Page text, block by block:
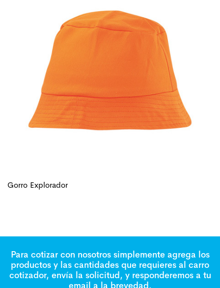
Gorro Explorador
Para cotizar con nosotros simplemente agrega los
productos y las cantidades que requieres al carro
cotizador, envía la solicitud, y responderemos a tu
email a la brevedad.